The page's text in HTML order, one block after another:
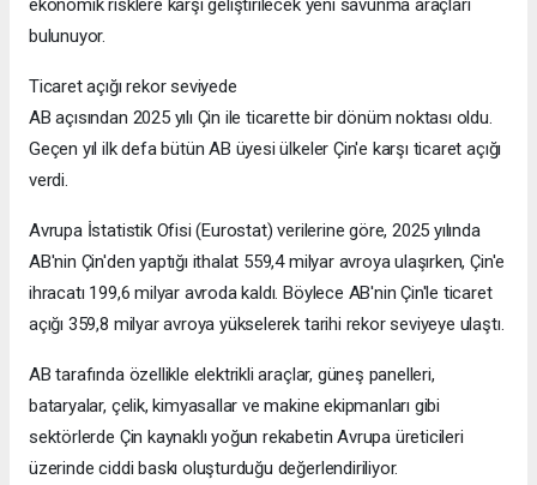
ekonomik risklere karşı geliştirilecek yeni savunma araçları
bulunuyor.
Ticaret açığı rekor seviyede
AB açısından 2025 yılı Çin ile ticarette bir dönüm noktası oldu.
Geçen yıl ilk defa bütün AB üyesi ülkeler Çin'e karşı ticaret açığı
verdi.
Avrupa İstatistik Ofisi (Eurostat) verilerine göre, 2025 yılında
AB'nin Çin'den yaptığı ithalat 559,4 milyar avroya ulaşırken, Çin'e
ihracatı 199,6 milyar avroda kaldı. Böylece AB'nin Çin'le ticaret
açığı 359,8 milyar avroya yükselerek tarihi rekor seviyeye ulaştı.
AB tarafında özellikle elektrikli araçlar, güneş panelleri,
bataryalar, çelik, kimyasallar ve makine ekipmanları gibi
sektörlerde Çin kaynaklı yoğun rekabetin Avrupa üreticileri
üzerinde ciddi baskı oluşturduğu değerlendiriliyor.